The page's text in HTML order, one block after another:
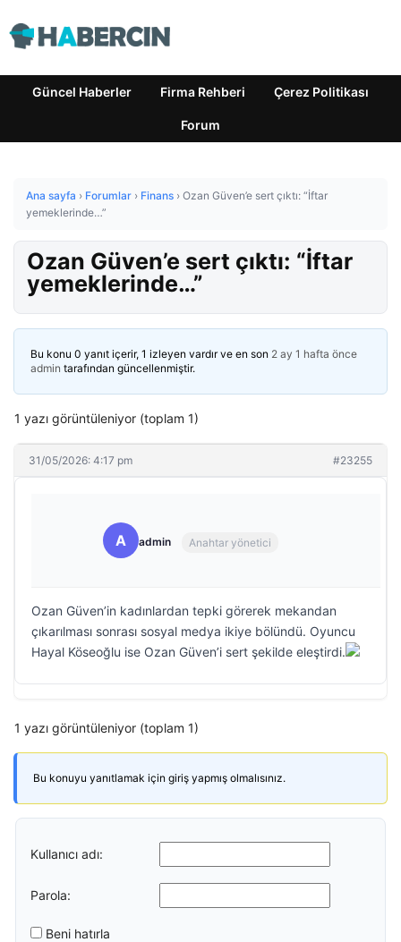
Güncel Haberler Firma Rehberi Çerez Politikası
Forum
Ana sayfa › Forumlar › Finans › Ozan Güven’e sert çıktı: “İftar
yemeklerinde…”
Ozan Güven’e sert çıktı: “İftar
yemeklerinde…”
Bu konu 0 yanıt içerir, 1 izleyen vardır ve en son 2 ay 1 hafta önce
admin tarafından güncellenmiştir.
1 yazı görüntüleniyor (toplam 1)
31/05/2026: 4:17 pm #23255
A admin Anahtar yönetici
Ozan Güven’in kadınlardan tepki görerek mekandan
çıkarılması sonrası sosyal medya ikiye bölündü. Oyuncu
Hayal Köseoğlu ise Ozan Güven’i sert şekilde eleştirdi.
1 yazı görüntüleniyor (toplam 1)
Bu konuyu yanıtlamak için giriş yapmış olmalısınız.
Kullanıcı adı:
Parola:
Beni hatırla